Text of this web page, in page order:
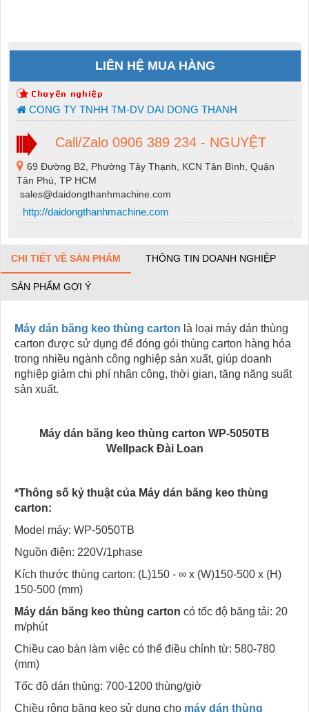
LIÊN HỆ MUA HÀNG
CONG TY TNHH TM-DV DAI DONG THANH
Call/Zalo 0906 389 234 - NGUYỆT
69 Đường B2, Phường Tây Thạnh, KCN Tân Bình, Quận
Tân Phú, TP HCM
sales@daidongthanhmachine.com
http://daidongthanhmachine.com
CHI TIẾT VỀ SẢN PHẨM THÔNG TIN DOANH NGHIỆP
SẢN PHẨM GỢI Ý
Máy dán băng keo thùng carton là loại máy dán thùng
carton được sử dụng để đóng gói thùng carton hàng hóa
trong nhiều ngành công nghiệp sản xuất, giúp doanh
nghiệp giảm chi phí nhân công, thời gian, tăng năng suất
sản xuất.
Máy dán băng keo thùng carton WP-5050TB
Wellpack Đài Loan
*Thông số kỷ thuật của Máy dán băng keo thùng
carton:
Model máy: WP-5050TB
Nguồn điện: 220V/1phase
Kích thước thùng carton: (L)150 - ∞ x (W)150-500 x (H)
150-500 (mm)
Máy dán băng keo thùng carton có tốc độ băng tải: 20
m/phút
Chiều cao bàn làm việc có thể điều chỉnh từ: 580-780
(mm)
Tốc độ dán thùng: 700-1200 thùng/giờ
Chiều rộng băng keo sử dụng cho máy dán thùng